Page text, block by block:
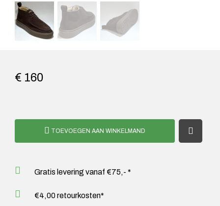
€ 160
TOEVOEGEN AAN WINKELMAND
Gratis levering vanaf €75,- *
€4,00 retourkosten*